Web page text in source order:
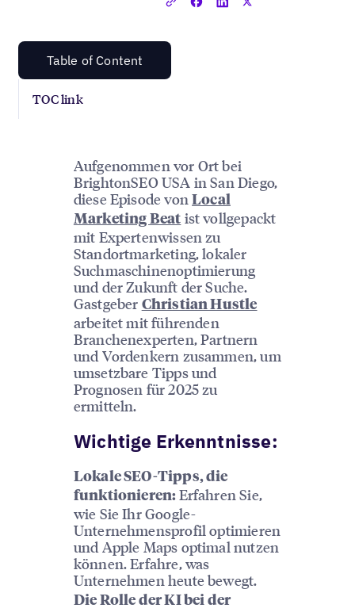
Table of Content
TOC link
Aufgenommen vor Ort bei
BrightonSEO USA in San Diego,
diese Episode vonLocal
Marketing Beat ist vollgepackt
mit Expertenwissen zu
Standortmarketing, lokaler
Suchmaschinenoptimierung
und der Zukunft der Suche.
Gastgeber Christian Hustle
arbeitet mit führenden
Branchenexperten, Partnern
und Vordenkern zusammen, um
umsetzbare Tipps und
Prognosen für 2025 zu
ermitteln.
Wichtige Erkenntnisse:
Lokale SEO-Tipps, die
funktionieren: Erfahren Sie,
wie Sie Ihr Google-
Unternehmensprofil optimieren
und Apple Maps optimal nutzen
können. Erfahre, was
Unternehmen heute bewegt.
Die Rolle der KI bei der